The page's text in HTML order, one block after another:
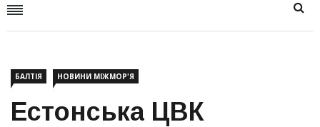
БАЛТІЯ НОВИНИ МІЖМОР'Я
Естонська ЦВК